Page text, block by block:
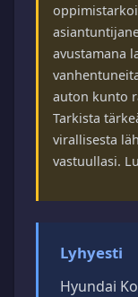
avustamana
auton kunto
Tarkista
virallisesta
vastuullasi.
Lyhyesti
Hyundai